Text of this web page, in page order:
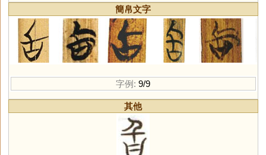
簡帛文字
字例: 9/9
其他